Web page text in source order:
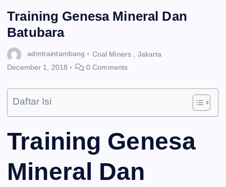
Training Genesa Mineral Dan
Batubara
admtraintambang Coal Miners
Jakarta
December 1, 2018
0 Comments
Daftar Isi
Training Genesa
Mineral Dan